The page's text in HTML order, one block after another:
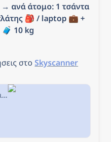
→ ανά άτομο: 1 τσάντα
🎒 / laptop 💼 +
🧳 10 kg
στο Skyscanner
Φτηνά αεροπορικά εισιτήρια από Θεσσαλονίκη προς Βιέννη στην Skyscanner